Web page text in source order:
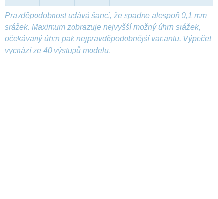
Pravděpodobnost udává šanci, že spadne alespoň 0,1 mm
srážek. Maximum zobrazuje nejvyšší možný úhrn srážek,
očekávaný úhrn pak nejpravděpodobnější variantu. Výpočet
vychází ze 40 výstupů modelu.